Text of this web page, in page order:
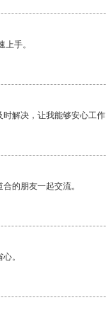
手。
解决，让我能够安心工
的朋友一起交流。
。